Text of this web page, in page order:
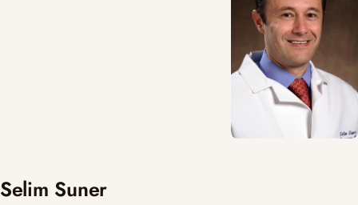
Selim Suner